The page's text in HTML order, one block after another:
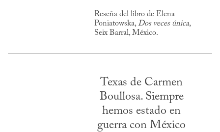
Reseña del libro de Elena
Poniatowska, Dos veces única,
Seix Barral, México.
Texas de Carmen
Boullosa. Siempre
hemos estado en
guerra con México